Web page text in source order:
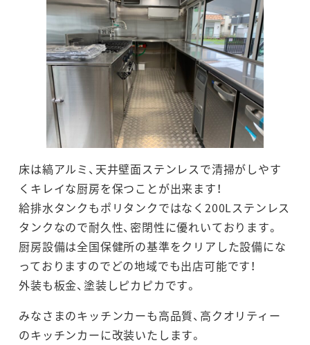
床は縞アルミ、天井壁面ステンレスで清掃がしやす
くキレイな厨房を保つことが出来ます！
給排水タンクもポリタンクではなく200Lステンレス
タンクなので耐久性、密閉性に優れいております。
厨房設備は全国保健所の基準をクリアした設備にな
っておりますのでどの地域でも出店可能です！
外装も板金、塗装しピカピカです。
みなさまのキッチンカーも高品質、高クオリティー
のキッチンカーに改装いたします。